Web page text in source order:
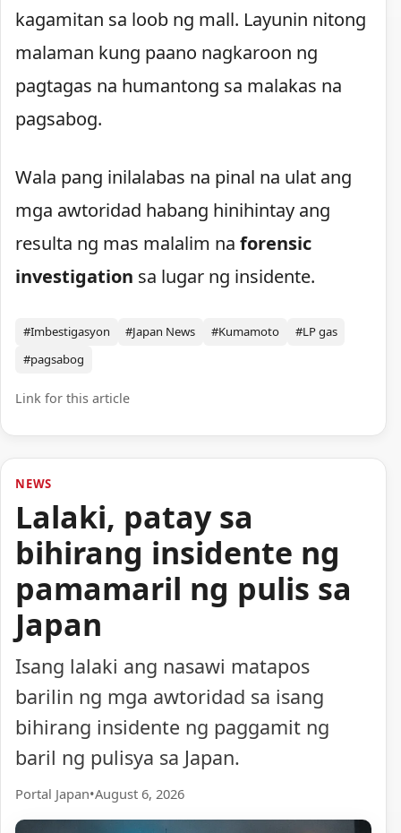
kagamitan sa loob ng mall. Layunin nitong
malaman kung paano nagkaroon ng
pagtagas na humantong sa malakas na
pagsabog.
Wala pang inilalabas na pinal na ulat ang
mga awtoridad habang hinihintay ang
resulta ng mas malalim na forensic
investigation sa lugar ng insidente.
#Imbestigasyon #Japan News #Kumamoto
#LP gas
#pagsabog
Link for this article
NEWS
Lalaki, patay sa
bihirang insidente ng
pamamaril ng pulis sa
Japan
Isang lalaki ang nasawi matapos
barilin ng mga awtoridad sa isang
bihirang insidente ng paggamit ng
baril ng pulisya sa Japan.
Portal Japan•August 6, 2026